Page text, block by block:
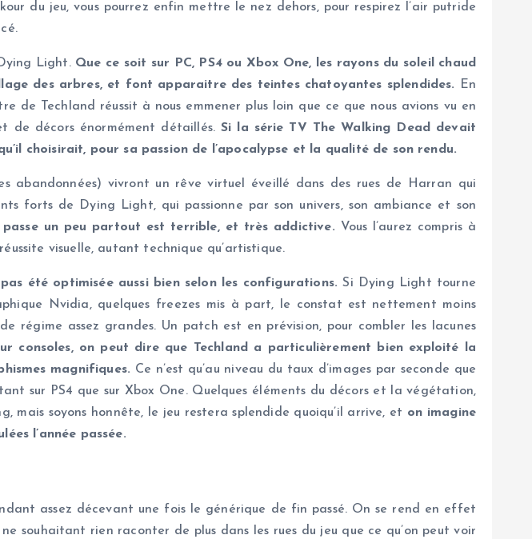
du jeu, vous pourrez enfin mettre le nez dehors, pour respirez l’air putride
Light. Que ce soit sur PC, PS4 ou Xbox One, les rayons du soleil chaud
des arbres, et font apparaitre des teintes chatoyantes splendides. En
Techland réussit à nous emmener plus loin que ce que nous avions vu en
de décors énormément détaillés.Si la série TV The Walking Dead devait
choisirait, pour sa passion de l’apocalypse et la qualité de son rendu.
abandonnées) vivront un rêve virtuel éveillé dans des rues de Harran qui
forts de Dying Light, qui passionne par son univers, son ambiance et son
passe un peu partout est terrible, et très addictive. Vous l’aurez compris à
visuelle, autant technique qu’artistique.
été optimisée aussi bien selon les configurations. Si Dying Light tourne
Nvidia, quelques freezes mis à part, le constat est nettement moins
régime assez grandes. Un patch est en prévision, pour combler les lacunes
consoles, on peut dire que Techland a particulièrement bien exploité la
magnifiques. Ce n’est qu’au niveau du taux d’images par seconde que
sur PS4 que sur Xbox One. Quelques éléments du décors et la végétation,
mais soyons honnête, le jeu restera splendide quoiqu’il arrive, et on imagine
l’année passée.
assez décevant une fois le générique de fin passé. On se rend en effet
souhaitant rien raconter de plus dans les rues du jeu que ce qu’on peut voir